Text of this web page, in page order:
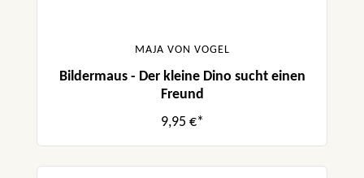
MAJA VON VOGEL
Bildermaus - Der kleine Dino sucht einen
Freund
9,95 €*